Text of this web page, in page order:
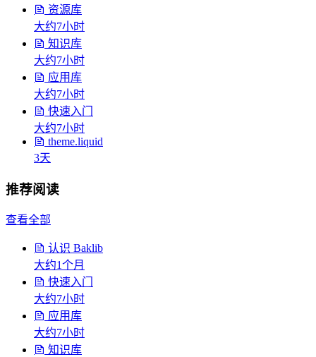
资源库
大约7小时
知识库
大约7小时
应用库
大约7小时
快速入门
大约7小时
theme.liquid
3天
推荐阅读
查看全部
认识 Baklib
大约1个月
快速入门
大约7小时
应用库
大约7小时
知识库